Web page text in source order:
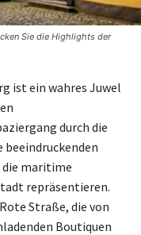
Sie die Highlights der
ist ein wahres Juwel
durch die
beeindruckenden
die maritime
repräsentieren.
Straße, die von
Boutiquen